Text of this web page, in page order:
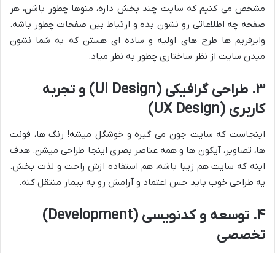
مشخص می کنیم که سایت چند بخش داره، منوها چطور باشن، هر
صفحه چه اطلاعاتی رو نشون بده و ارتباط بین صفحات چطور باشه.
وایرفریم ها طرح های اولیه و ساده ای هستن که به شما نشون
میدن سایت از نظر ساختاری چطور به نظر میاد.
۳. طراحی گرافیکی (UI Design) و تجربه
کاربری (UX Design)
اینجاست که سایت جون می گیره و خوشگل میشه! رنگ ها، فونت
ها، تصاویر، آیکون ها و همه عناصر بصری اینجا طراحی میشن. هدف
اینه که سایت هم زیبا باشه، هم استفاده ازش راحت و لذت بخش.
یه طراحی خوب باید حس اعتماد و آرامش رو به بیمار منتقل کنه.
۴. توسعه و کدنویسی (Development)
تخصصی